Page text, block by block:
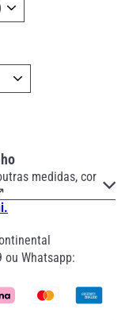
medidas, cor
ou Whatsapp: